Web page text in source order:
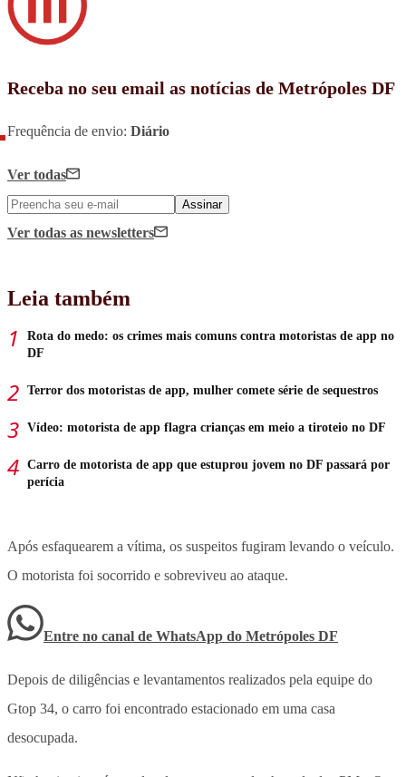
Receba no seu email as notícias de Metrópoles DF
Frequência de envio: Diário
Ver todas
Assinar
Ver todas as newsletters
Leia também
Rota do medo: os crimes mais comuns contra motoristas de app no
DF
Terror dos motoristas de app, mulher comete série de sequestros
Vídeo: motorista de app flagra crianças em meio a tiroteio no DF
Carro de motorista de app que estuprou jovem no DF passará por
perícia
Após esfaquearem a vítima, os suspeitos fugiram levando o veículo.
O motorista foi socorrido e sobreviveu ao ataque.
Entre no canal de WhatsApp do Metrópoles DF
Depois de diligências e levantamentos realizados pela equipe do
Gtop 34, o carro foi encontrado estacionado em uma casa
desocupada.